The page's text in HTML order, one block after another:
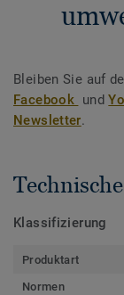
Bleiben Sie auf
Facebook und
Newsletter.
Klassifizierung
Produktart
Normen